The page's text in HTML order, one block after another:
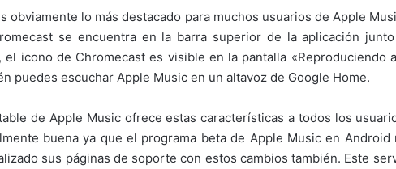
obviamente lo más destacado para muchos usuarios de Apple
se encuentra en la barra superior de la aplicación
icono de Chromecast es visible en la pantalla «Reproduciendo
puedes escuchar Apple Music en un altavoz de Google Home.
de Apple Music ofrece estas características a todos los
buena ya que el programa beta de Apple Music en
sus páginas de soporte con estos cambios también. Este